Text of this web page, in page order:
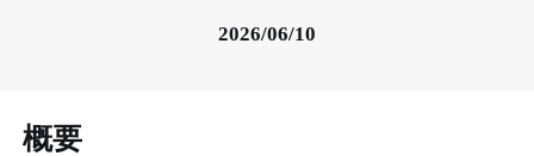
2026/06/10
概要